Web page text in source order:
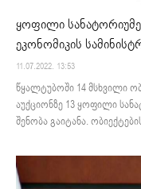
ყოფილი
ეკონომიკის
11.07.2022. 13:53
წყალტუბოში 14 მსხვილი
აუქციონზე 13 ყოფილი
შენობა გაიტანა.